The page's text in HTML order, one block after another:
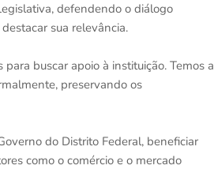
defendendo o diálogo
sua relevância.
buscar apoio à instituição. Temos a
preservando os
do Distrito Federal, beneficiar
como o comércio e o mercado